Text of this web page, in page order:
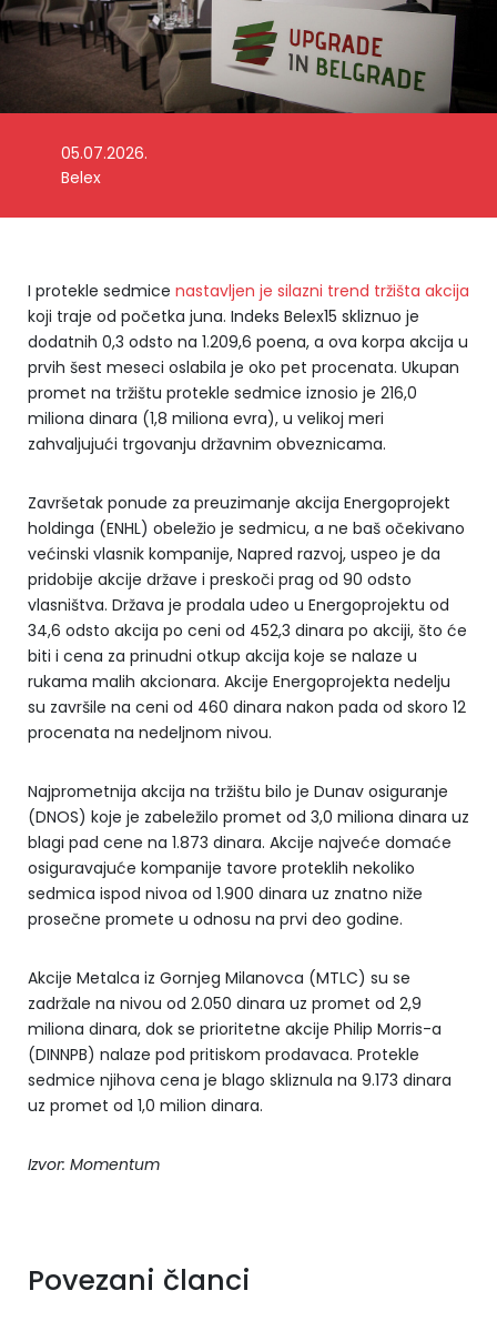
Foto: Belex05.07.2026.
Belex
I protekle sedmice nastavljen je silazni trend tržišta akcija
koji traje od početka juna. Indeks Belex15 skliznuo je
dodatnih 0,3 odsto na 1.209,6 poena, a ova korpa akcija u
prvih šest meseci oslabila je oko pet procenata. Ukupan
promet na tržištu protekle sedmice iznosio je 216,0
miliona dinara (1,8 miliona evra), u velikoj meri
zahvaljujući trgovanju državnim obveznicama.
Završetak ponude za preuzimanje akcija Energoprojekt
holdinga (ENHL) obeležio je sedmicu, a ne baš očekivano
većinski vlasnik kompanije, Napred razvoj, uspeo je da
pridobije akcije države i preskoči prag od 90 odsto
vlasništva. Država je prodala udeo u Energoprojektu od
34,6 odsto akcija po ceni od 452,3 dinara po akciji, što će
biti i cena za prinudni otkup akcija koje se nalaze u
rukama malih akcionara. Akcije Energoprojekta nedelju
su završile na ceni od 460 dinara nakon pada od skoro 12
procenata na nedeljnom nivou.
Najprometnija akcija na tržištu bilo je Dunav osiguranje
(DNOS) koje je zabeležilo promet od 3,0 miliona dinara uz
blagi pad cene na 1.873 dinara. Akcije najveće domaće
osiguravajuće kompanije tavore proteklih nekoliko
sedmica ispod nivoa od 1.900 dinara uz znatno niže
prosečne promete u odnosu na prvi deo godine.
Akcije Metalca iz Gornjeg Milanovca (MTLC) su se
zadržale na nivou od 2.050 dinara uz promet od 2,9
miliona dinara, dok se prioritetne akcije Philip Morris-a
(DINNPB) nalaze pod pritiskom prodavaca. Protekle
sedmice njihova cena je blago skliznula na 9.173 dinara
uz promet od 1,0 milion dinara.
Izvor: Momentum
Povezani članci